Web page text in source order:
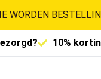
WORDEN
10%